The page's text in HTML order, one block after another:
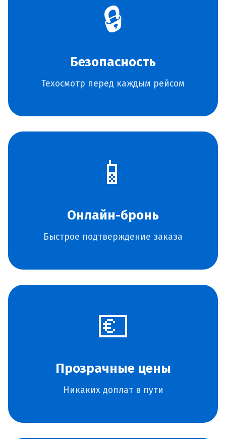
🔒
Безопасность
Техосмотр перед каждым рейсом
📱
Онлайн-бронь
Быстрое подтверждение заказа
💶
Прозрачные цены
Никаких доплат в пути